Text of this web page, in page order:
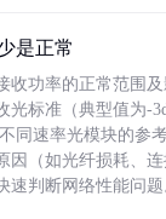
是正常
收功率的正常范围
光标准（典型值为-
同速率光模块的参
因（如光纤损耗、连
判断网络性能问题